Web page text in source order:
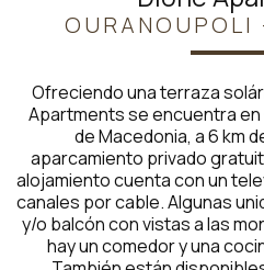
Ofreciendo una terraza
Apartments se encuentra en
de Macedonia, a 6 km
aparcamiento privado
alojamiento cuenta con un
canales por cable. Algunas
y/o balcón con vistas a las
hay un comedor y una